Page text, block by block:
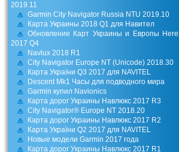
2019.11
Garmin City Navigator Russia NTU 2019.10
Карта Украины 2018 Q1 для Навител
Обновление Карт Украины и Европы Here
2017 Q4
Navlux 2018 R1
City Navigator Europe NT (Unicode) 2018.30
Карта України Q3 2017 для NAVITEL
Descent Mk1 Часы для подводного мира
Garmin купил Navionics
Карта дорог Украины Навлюкс 2017 R3
City Navigator® Europe NT 2018.20
Карта дорог Украины Навлюкс 2017 R2
Карта України Q2 2017 для NAVITEL
Новые модели Garmin 2017 года
Карта дорог Украины Навлюкс 2017 R1